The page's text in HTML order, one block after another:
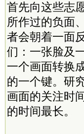
首先向这些志
所作过的负面
者会朝着一面
们：一张脸及
一个画面转换
的一个键。研
画面的关注时
的时间最长。